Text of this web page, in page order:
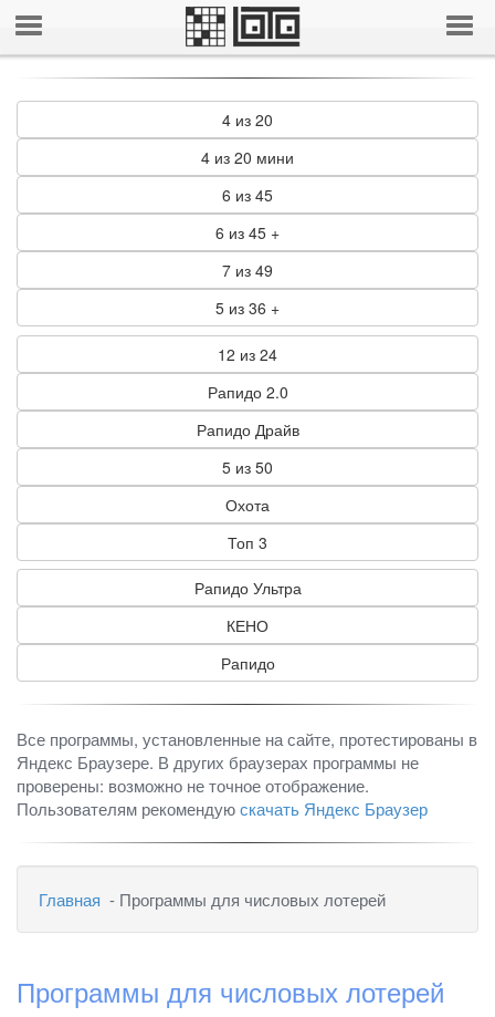
4 из 20
4 из 20 мини
6 из 45
6 из 45 +
7 из 49
5 из 36 +
12 из 24
Рапидо 2.0
Рапидо Драйв
5 из 50
Охота
Топ 3
Рапидо Ультра
КЕНО
Рапидо
Все программы, установленные на сайте, протестированы в
Яндекс Браузере. В других браузерах программы не
проверены: возможно не точное отображение.
Пользователям рекомендуюскачать Яндекс Браузер
Главная - Программы для числовых лотерей
Программы для числовых лотерей